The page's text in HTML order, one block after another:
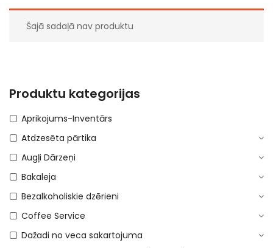
Šajā sadaļā nav produktu
Produktu kategorijas
Aprikojums-Inventārs
Atdzesēta pārtika
Augļi Dārzeņi
Bakaleja
Bezalkoholiskie dzērieni
Coffee Service
Dažadi no veca sakartojuma